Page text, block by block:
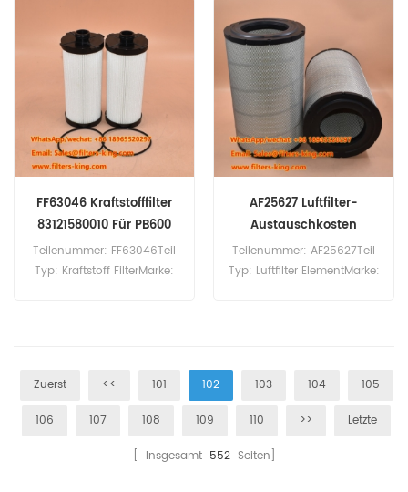
20 StückP777868 Luftfilter-
Querverweis 11120653
VOE11120653 Verwendung
für Volvo A25D A25E A30D
A30E EC330B EC360B-LC
EC360C EC380 EC380D
EC380EHR.
Ölfilterelement, Querverweis
4571840025 A4571840025,
Verwendung für Mercedes-
Benz 1938LS 1938S 1944S
Lkw.
FF63046 Kraftstofffilter
83121580010 Für PB600
Teilenummer: FF63046Teil
Typ: Kraftstoff FilterMarke:
für Kassbohrer PB600,
PB600Park, PB600W.
AF25627 Luftfilter-
Austauschkosten
P608885
Teilenummer: AF25627Teil
Typ: Luftfilter ElementMarke:
Zuerst << 101 102 103 104 105
106 107 108 109 110 >> Letzte
[ Insgesamt 552Seiten]